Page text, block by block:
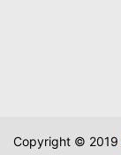
Copyright © 2019